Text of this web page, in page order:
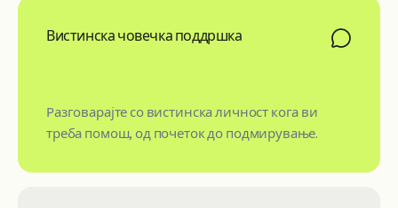
Вистинска човечка поддршка
Разговарајте со вистинска личност кога ви
треба помош, од почеток до подмирување.